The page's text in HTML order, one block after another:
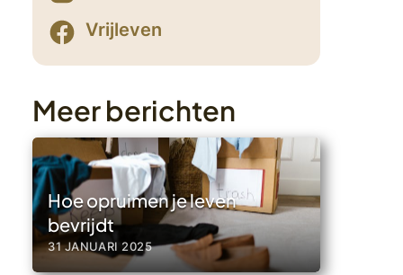
Vrijleven
Meer berichten
Hoe opruimen je leven
bevrijdt
31 JANUARI 2025